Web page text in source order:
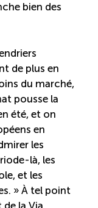
entreprises
en tourisme
de la
bien des
de plus en
du marché,
pousse la
été, et on
en
les
là, les
et les
» À tel point
la Via